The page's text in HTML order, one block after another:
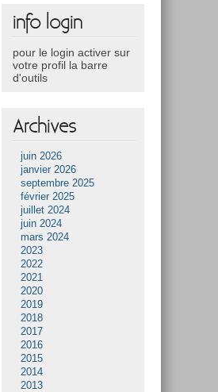
info login
pour le login activer sur
votre profil la barre
d'outils
Archives
juin 2026
janvier 2026
septembre 2025
février 2025
juillet 2024
juin 2024
mars 2024
2023
2022
2021
2020
2019
2018
2017
2016
2015
2014
2013